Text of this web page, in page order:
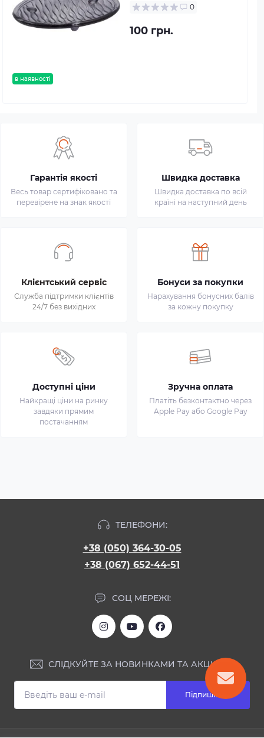
в наявності
0
100 грн.
Гарантія якості
Весь товар сертифіковано та
перевірене на знак якості
Швидка доставка
Швидка доставка по всій
країні на наступний день
Клієнтський сервіс
Служба підтримки клієнтів
24/7 без вихідних
Бонуси за покупки
Нарахування бонусних балів
за кожну покупку
Доступні ціни
Найкращі ціни на ринку
завдяки прямим
постачанням
Зручна оплата
Платіть безконтактно через
Apple Pay або Google Pay
ТЕЛЕФОНИ:
+38 (050) 364-30-05
+38 (067) 652-44-51
СОЦ МЕРЕЖІ:
СЛІДКУЙТЕ ЗА НОВИНКАМИ ТА АКЦІЯМИ:
Підпишіться